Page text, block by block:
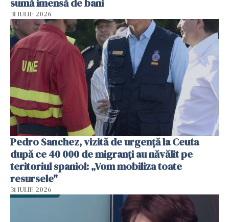
31 IULIE 2026
Pedro Sanchez, vizită de urgență la Ceuta
după ce 40 000 de migranți au năvălit pe
teritoriul spaniol: „Vom mobiliza toate
resursele"
31 IULIE 2026